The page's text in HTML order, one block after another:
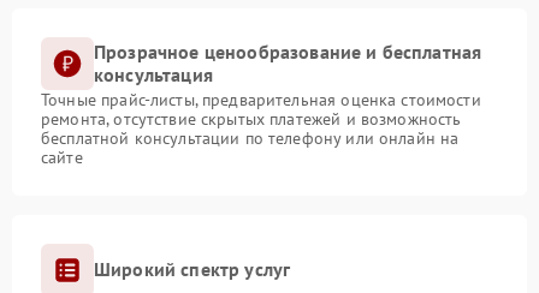
Прозрачное ценообразование и бесплатная
консультация
Точные прайс-листы, предварительная оценка стоимости
ремонта, отсутствие скрытых платежей и возможность
бесплатной консультации по телефону или онлайн на
сайте
Широкий спектр услуг